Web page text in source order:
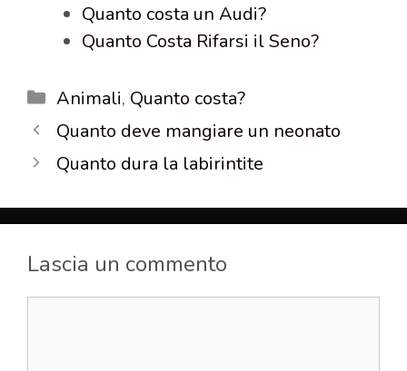
Quanto costa un Audi?
Quanto Costa Rifarsi il Seno?
Categorie
Animali, Quanto costa?
Quanto deve mangiare un neonato
Quanto dura la labirintite
Lascia un commento